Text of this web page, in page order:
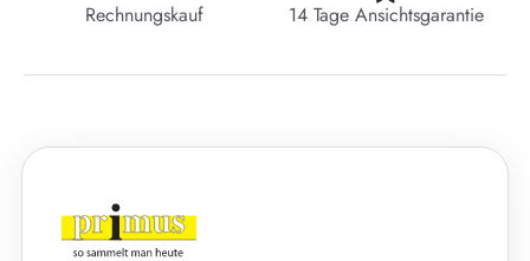
Rechnungskauf 14 Tage Ansichtsgarantie